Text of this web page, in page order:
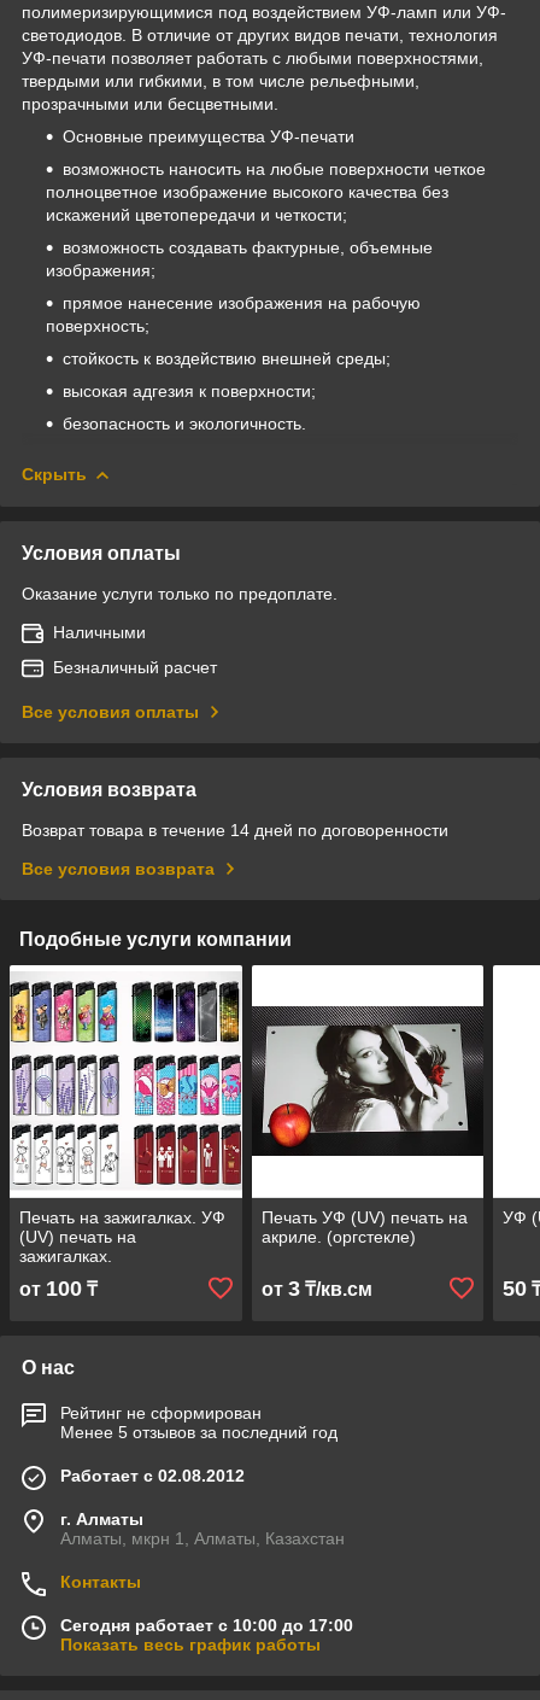
полимеризирующимися под воздействием УФ-ламп или УФ-
светодиодов. В отличие от других видов печати, технология
УФ-печати позволяет работать с любыми поверхностями,
твердыми или гибкими, в том числе рельефными,
прозрачными или бесцветными.
Основные преимущества УФ-печати
возможность наносить на любые поверхности четкое
полноцветное изображение высокого качества без
искажений цветопередачи и четкости;
возможность создавать фактурные, объемные
изображения;
прямое нанесение изображения на рабочую
поверхность;
стойкость к воздействию внешней среды;
высокая адгезия к поверхности;
безопасность и экологичность.
Скрыть
Условия оплаты
Оказание услуги только по предоплате.
Наличными
Безналичный расчет
Все условия оплаты
Условия возврата
Возврат товара в течение 14 дней по договоренности
Все условия возврата
Подобные услуги компании
Печать на зажигалках. УФ
(UV) печать на
зажигалках.
от 100 ₸
Печать УФ (UV) печать на
акриле. (оргстекле)
от 3₸/кв.см
УФ
50
О нас
Рейтинг не сформирован
Менее 5 отзывов за последний год
Работает с 02.08.2012
г. Алматы
Алматы, мкрн 1, Алматы, Казахстан
Контакты
Сегодня работает с 10:00 до 17:00
Показать весь график работы